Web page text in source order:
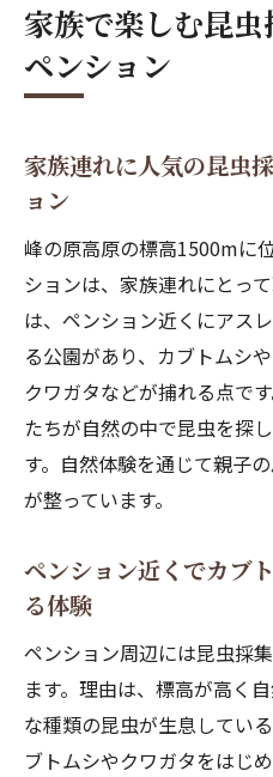
家族で楽しむ昆
ペンション
家族連れに人気の昆虫
ョン
峰の原高原の標高1500mに
ションは、家族連れにとっ
は、ペンション近くにアス
る公園があり、カブトムシ
クワガタなどが捕れる点で
たちが自然の中で昆虫を探
す。自然体験を通じて親子
が整っています。
ペンション近くでカブ
る体験
ペンション周辺には昆虫採
ます。理由は、標高が高く
な種類の昆虫が生息してい
ブトムシやクワガタをはじ